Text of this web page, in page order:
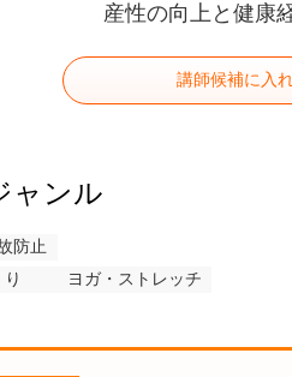
産性の向上と健康
講師候補に入
ャンル
防止
ヨガ・ストレッチ